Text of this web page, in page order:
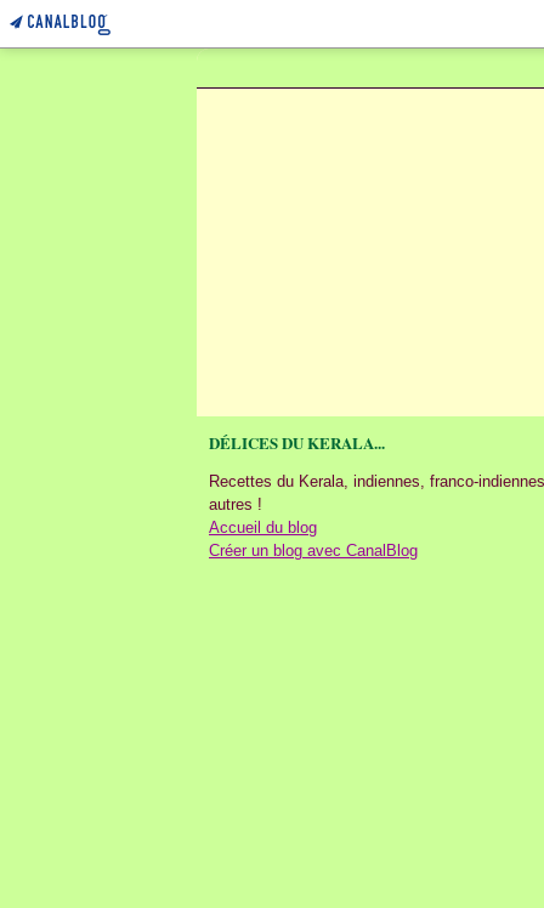
DÉLICES DU KERALA...
Recettes du Kerala, indiennes, franco-
autres !
Accueil du blog
Créer un blog avec CanalBlog